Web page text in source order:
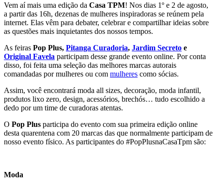
Vem aí mais uma edição da Casa TPM! Nos dias 1º e 2 de agosto,
a partir das 16h, dezenas de mulheres inspiradoras se reúnem pela
internet. Elas vêm para debater, celebrar e compartilhar ideias sobre
as questões mais inquietantes dos nossos tempos.
As feiras Pop Plus, Pitanga Curadoria, Jardim Secreto e
Original Favela participam desse grande evento online. Por conta
disso, foi feita uma seleção das melhores marcas autorais
comandadas por mulheres ou com mulheres como sócias.
Assim, você encontrará moda all sizes, decoração, moda infantil,
produtos lixo zero, design, acessórios, brechós… tudo escolhido a
dedo por um time de curadoras atentas.
O Pop Plus participa do evento com sua primeira edição online
desta quarentena com 20 marcas das que normalmente participam de
nosso evento físico. As participantes do #PopPlusnaCasaTpm são:
Moda